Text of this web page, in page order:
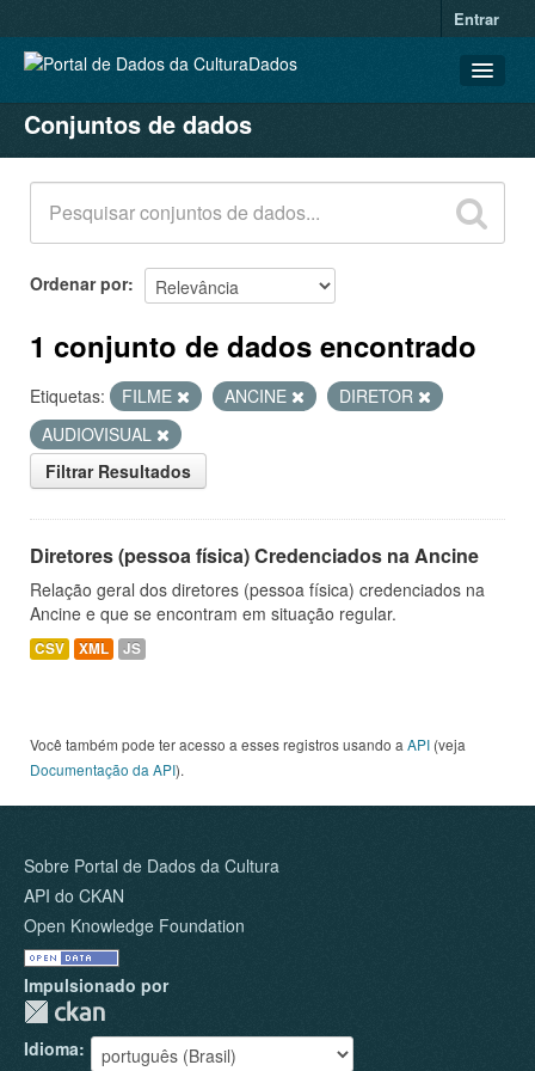
Entrar
CONJUNTOS DE DADOS
ORGANIZAÇÕES
GRUPOS
SOBRE
Conjuntos de dados
Ordenar por
1 conjunto de dados encontrado
Etiquetas: FILME ANCINE
DIRETOR
AUDIOVISUAL
Filtrar Resultados
Diretores (pessoa física) Credenciados na Ancine
Relação geral dos diretores (pessoa física) credenciados na
Ancine e que se encontram em situação regular.
CSV XML JS
Você também pode ter acesso a esses registros usando a API (veja
Documentação da API).
Sobre Portal de Dados da Cultura
API do CKAN
Open Knowledge Foundation
Impulsionado por
Idioma